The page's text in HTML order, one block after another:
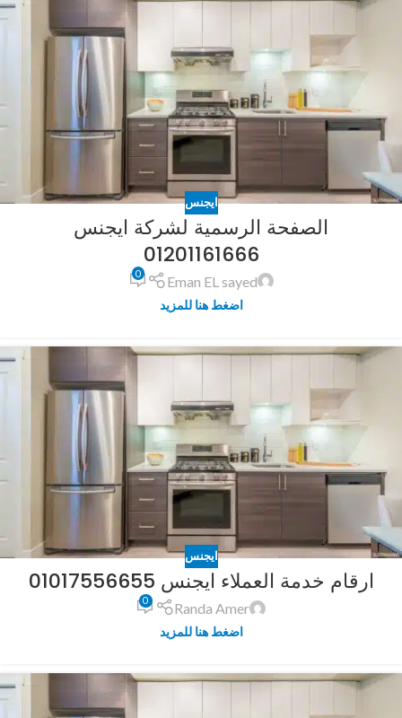
ايجنس
الصفحة الرسمية لشركة ايجنس
01201161666
Eman EL sayed
0
اضغط هنا للمزيد
ايجنس
ارقام خدمة العملاء ايجنس 01017556655
Randa Amer
0
اضغط هنا للمزيد